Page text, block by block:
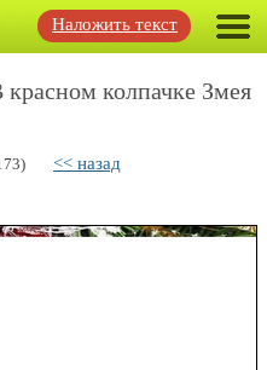
Наложить текст
колпачке Змея
<< назад